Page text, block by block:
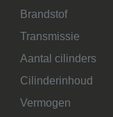
Brandstof
Transmissie
Aantal cilinders
Cilinderinhoud
Vermogen